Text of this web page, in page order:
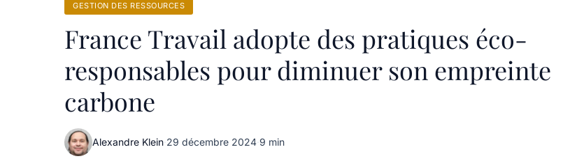
GESTION DES RESSOURCES
France Travail adopte des pratiques éco-
responsables pour diminuer son empreinte
carbone
Alexandre Klein·29 décembre 2024·9 min